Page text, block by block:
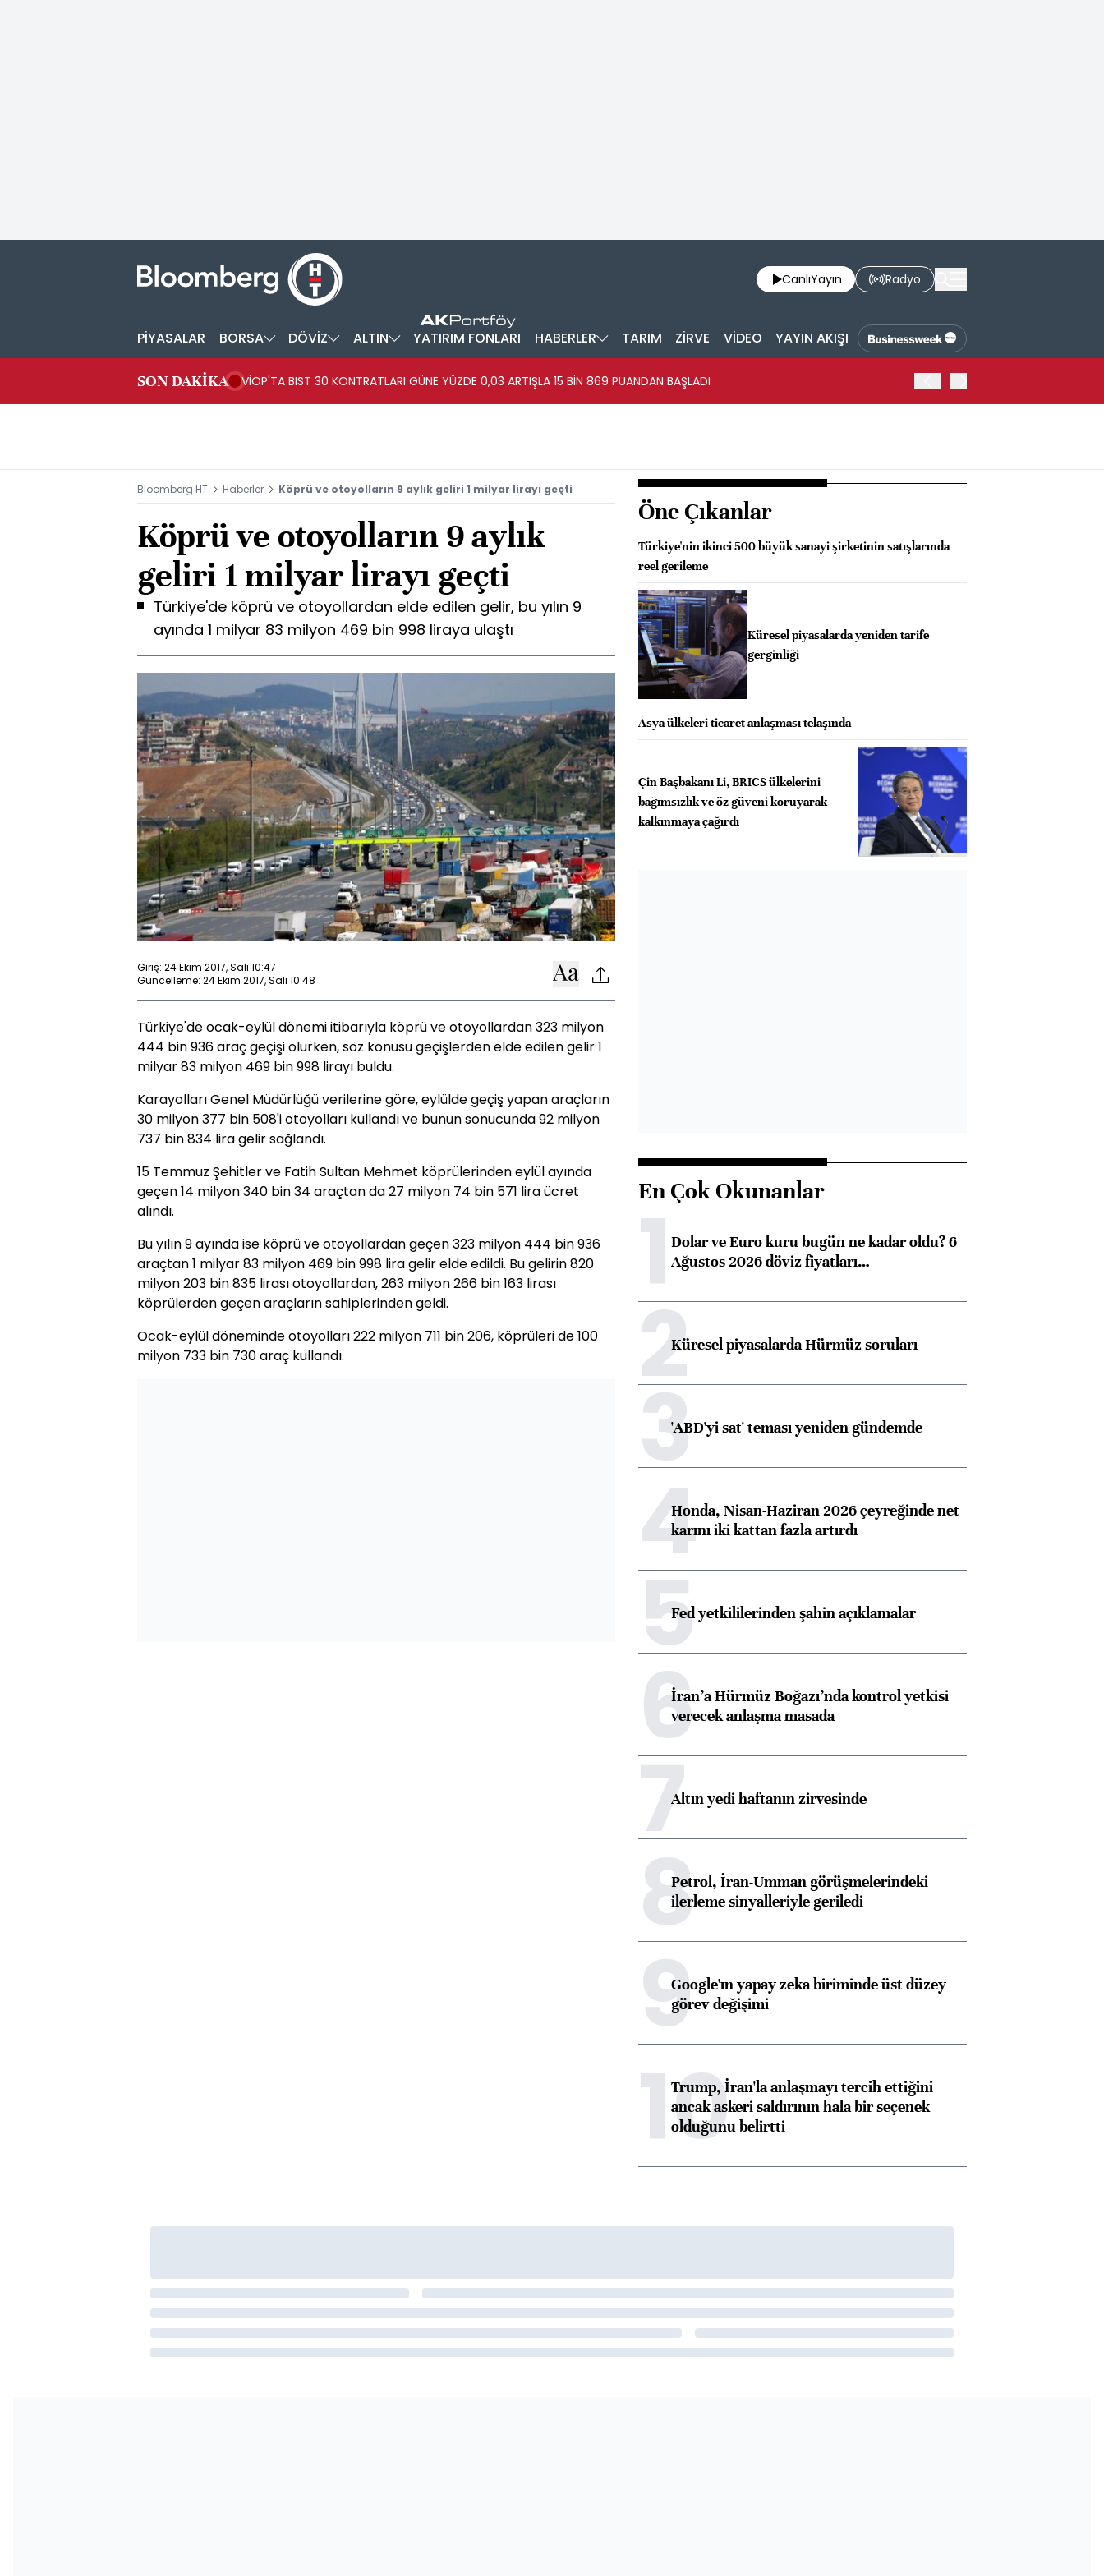
CanlıYayın Radyo
PİYASALAR BORSA DÖVİZ ALTIN YATIRIM FONLARI HABERLER TARIM ZİRVE VİDEO YAYIN AKIŞI
SON DAKİKA VİOP'TA BIST 30 KONTRATLARI GÜNE YÜZDE 0,03 ARTIŞLA 15 BİN 869 PUANDAN BAŞLADI
Bloomberg HT Haberler Köprü ve otoyolların 9 aylık geliri 1 milyar lirayı geçti
Köprü ve otoyolların 9 aylık
geliri 1 milyar lirayı geçti
Türkiye'de köprü ve otoyollardan elde edilen gelir, bu yılın 9
ayında 1 milyar 83 milyon 469 bin 998 liraya ulaştı
Giriş: 24 Ekim 2017, Salı 10:47
Güncelleme: 24 Ekim 2017, Salı 10:48
Türkiye'de ocak-eylül dönemi itibarıyla köprü ve otoyollardan 323 milyon
444 bin 936 araç geçişi olurken, söz konusu geçişlerden elde edilen gelir 1
milyar 83 milyon 469 bin 998 lirayı buldu.
Karayolları Genel Müdürlüğü verilerine göre, eylülde geçiş yapan araçların
30 milyon 377 bin 508'i otoyolları kullandı ve bunun sonucunda 92 milyon
737 bin 834 lira gelir sağlandı.
15 Temmuz Şehitler ve Fatih Sultan Mehmet köprülerinden eylül ayında
geçen 14 milyon 340 bin 34 araçtan da 27 milyon 74 bin 571 lira ücret
alındı.
Bu yılın 9 ayında ise köprü ve otoyollardan geçen 323 milyon 444 bin 936
araçtan 1 milyar 83 milyon 469 bin 998 lira gelir elde edildi. Bu gelirin 820
milyon 203 bin 835 lirası otoyollardan, 263 milyon 266 bin 163 lirası
köprülerden geçen araçların sahiplerinden geldi.
Ocak-eylül döneminde otoyolları 222 milyon 711 bin 206, köprüleri de 100
milyon 733 bin 730 araç kullandı.
Öne Çıkanlar
Türkiye'nin ikinci 500 büyük sanayi şirketinin satışlarında
reel gerileme
Küresel piyasalarda yeniden tarife
gerginliği
Asya ülkeleri ticaret anlaşması telaşında
Çin Başbakanı Li, BRICS ülkelerini
bağımsızlık ve öz güveni koruyarak
kalkınmaya çağırdı
En Çok Okunanlar
1Dolar ve Euro kuru bugün ne kadar oldu? 6
Ağustos 2026 döviz fiyatları…
2Küresel piyasalarda Hürmüz soruları
3'ABD'yi sat' teması yeniden gündemde
4Honda, Nisan-Haziran 2026 çeyreğinde net
karını iki kattan fazla artırdı
5Fed yetkililerinden şahin açıklamalar
6İran’a Hürmüz Boğazı’nda kontrol yetkisi
verecek anlaşma masada
7Altın yedi haftanın zirvesinde
8Petrol, İran-Umman görüşmelerindeki
ilerleme sinyalleriyle geriledi
9Google'ın yapay zeka biriminde üst düzey
görev değişimi
10
Trump, İran'la anlaşmayı tercih ettiğini
ancak askeri saldırının hala bir seçenek
olduğunu belirtti